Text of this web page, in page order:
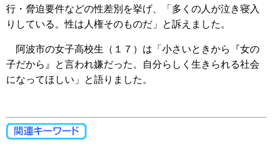
行・脅迫要件などの性差別を挙げ、「多くの人が泣き寝入
りしている。性は人権そのものだ」と訴えました。
阿波市の女子高校生（１７）は「小さいときから『女の
子だから』と言われ嫌だった。自分らしく生きられる社会
になってほしい」と語りました。